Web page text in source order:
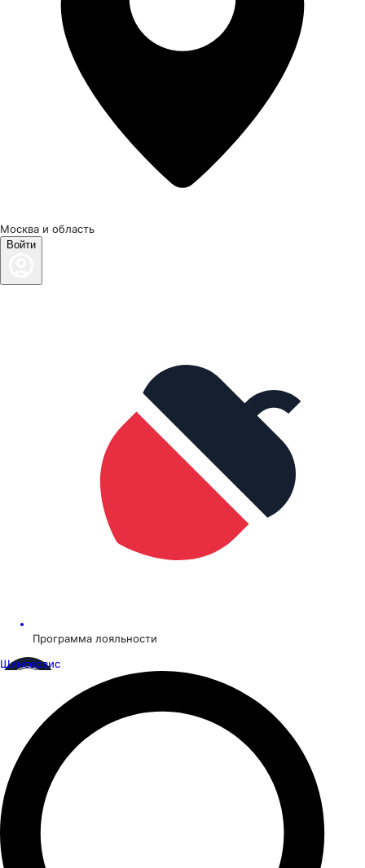
Москва и область
Войти
Программа лояльности
Шинсервис